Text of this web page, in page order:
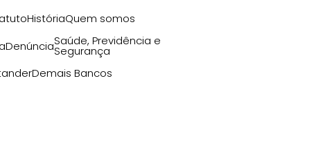
HistóriaQuem somos
DenúnciaSaúde, Previdência e
Segurança
Demais Bancos